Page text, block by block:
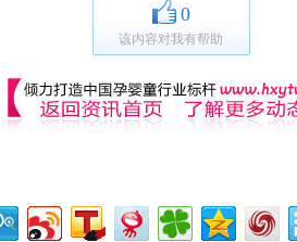
0
该内容对我有帮助